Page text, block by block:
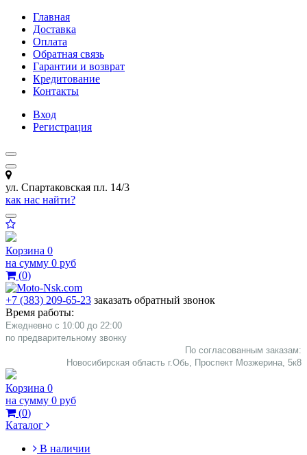
Главная
Доставка
Оплата
Обратная связь
Гарантии и возврат
Кредитование
Контакты
Вход
Регистрация
ул. Спартаковская пл. 14/3
как нас найти?
Корзина 0
на сумму 0 руб
(0)
+7 (383) 209-65-23 заказать обратный звонок
Время работы:
Ежедневно с 10:00 до 22:00
​по предварительному звонку
По согласованным заказам:
Новосибирская область г.Обь, Проспект Мозжерина, 5к8​
Корзина 0
на сумму 0 руб
(0)
Каталог
В наличии